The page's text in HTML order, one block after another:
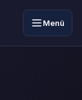
Menü